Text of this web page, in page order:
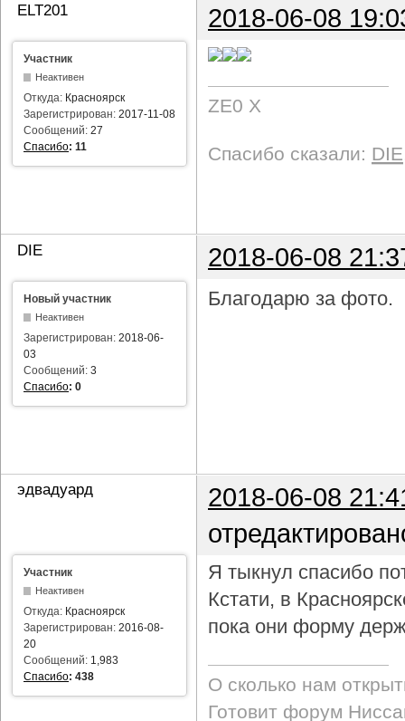
ELT201 2018-06-08
Участник
Неактивен
Откуда: Красноярск
Зарегистрирован: 2017-11-08
Сообщений: 27
Спасибо: 11
ZE0 X
Спасибо сказали: DIE
DIE 2018-06-08
Новый участник
Неактивен
Зарегистрирован: 2018-06-
03
Сообщений: 3
Спасибо: 0
Благодарю за фото.
эдвадуард
2018-06-08
Участник
Неактивен
Откуда: Красноярск
Зарегистрирован: 2016-08-
20
Сообщений: 1,983
Спасибо: 438
Я тыкнул спасибо
Кстати, в
пока они форму
О сколько нам
Готовит форум